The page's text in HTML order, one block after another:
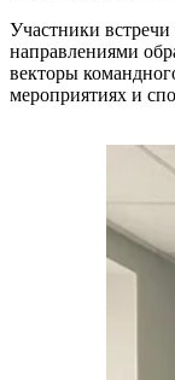
Участники встречи
направлениями
векторы
мероприятиях и